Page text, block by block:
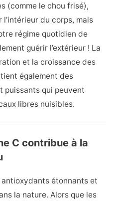
(comme le chou frisé),
du corps, mais
régime quotidien de
guérir l’extérieur ! La
et la croissance des
également des
puissants qui peuvent
libres nuisibles.
C contribue à la
antioxydants étonnants et
la nature. Alors que les